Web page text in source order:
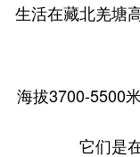
生活在藏北羌塘
海拔3700-5500
它们是